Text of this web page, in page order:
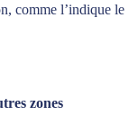
comme l’indique le
zones